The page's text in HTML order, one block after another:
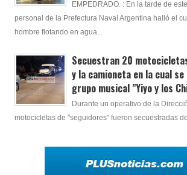
EMPEDRADO. : En la tarde de
personal de la Prefectura Naval Argentina halló el
hombre flotando en agua...
Secuestran 20
y la camioneta en la cual
grupo musical "Yiyo y los
Durante un operativo de la
motocicletas de "seguidores" fueron secuestradas